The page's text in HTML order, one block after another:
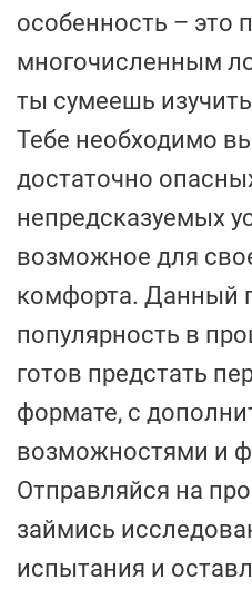
особенность – это
многочисленным
ты сумеешь
Тебе необходимо
достаточно
непредсказуемых
возможное для
комфорта. Данный
популярность в
готов предстать
формате, с
возможностями и
Отправляйся на
займись
испытания и